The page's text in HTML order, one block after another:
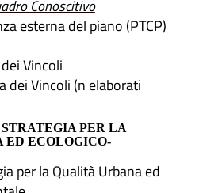
Conoscitivo
esterna del piano (PTCP)
Vincoli
dei Vincoli (n elaborati
PER LA
ECOLOGICO-
per la Qualità Urbana ed